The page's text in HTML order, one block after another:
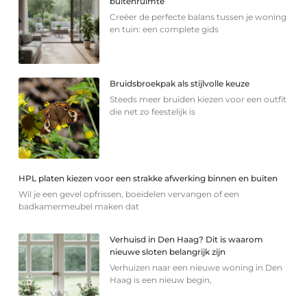
Creëer de perfecte balans tussen je woning
en tuin: een complete gids
Bruidsbroekpak als stijlvolle keuze
Steeds meer bruiden kiezen voor een outfit
die net zo feestelijk is
HPL platen kiezen voor een strakke afwerking binnen en buiten
Wil je een gevel opfrissen, boeidelen vervangen of een
badkamermeubel maken dat
Verhuisd in Den Haag? Dit is waarom
nieuwe sloten belangrijk zijn
Verhuizen naar een nieuwe woning in Den
Haag is een nieuw begin,